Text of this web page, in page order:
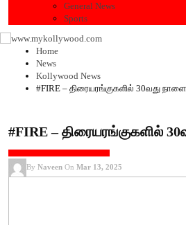
General News
Sports
Home
News
Kollywood News
#FIRE – திரையரங்குகளில் 30வது
#FIRE – திரையரங்குகளில்
By Naveen On Mar 13, 2025